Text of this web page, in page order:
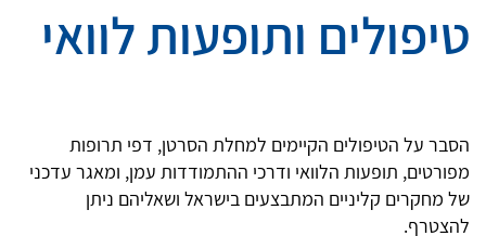
טיפולים ותופעות לוואי
הסבר על הטיפולים הקיימים למחלת הסרטן, דפי תרופות
מפורטים, תופעות הלוואי ודרכי ההתמודדות עמן, ומאגר עדכני
של מחקרים קליניים המתבצעים בישראל ושאליהם ניתן
להצטרף.